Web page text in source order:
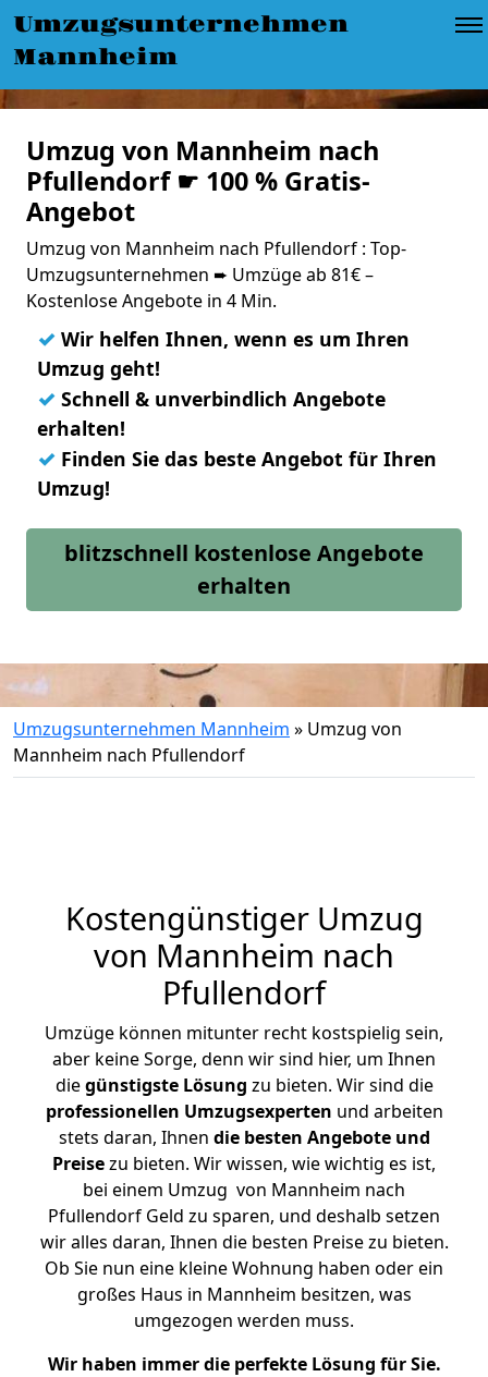
Umzugsunternehmen
Mannheim
Umzug von Mannheim nach
Pfullendorf ☛ 100 % Gratis-
Angebot
Umzug von Mannheim nach Pfullendorf : Top-
Umzugsunternehmen ➨ Umzüge ab 81€ –
Kostenlose Angebote in 4 Min.
✓ Wir helfen Ihnen, wenn es um Ihren
Umzug geht!
✓ Schnell & unverbindlich Angebote
erhalten!
✓ Finden Sie das beste Angebot für Ihren
Umzug!
blitzschnell kostenlose Angebote
erhalten
Umzugsunternehmen Mannheim » Umzug von
Mannheim nach Pfullendorf
Kostengünstiger Umzug
von Mannheim nach
Pfullendorf
Umzüge können mitunter recht kostspielig sein,
aber keine Sorge, denn wir sind hier, um Ihnen
diegünstigste Lösung zu bieten. Wir sind die
professionellen Umzugsexperten und arbeiten
stets daran, Ihnen die besten Angebote und
Preisezu bieten. Wir wissen, wie wichtig es ist,
bei einem Umzug von Mannheim nach
Pfullendorf Geld zu sparen, und deshalb setzen
wir alles daran, Ihnen die besten Preise zu bieten.
Ob Sie nun eine kleine Wohnung haben oder ein
großes Haus in Mannheim besitzen, was
umgezogen werden muss.
Wir haben immer die perfekte Lösung für Sie.